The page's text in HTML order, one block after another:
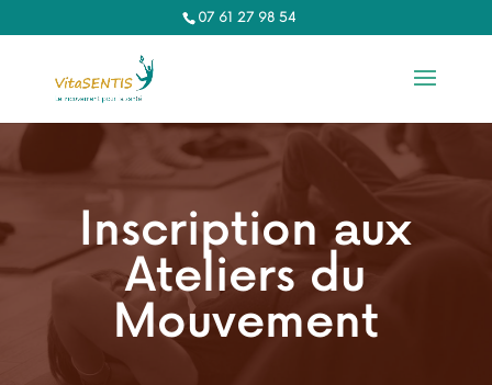
07 61 27 98 54‬
Inscription aux
Ateliers du
Mouvement